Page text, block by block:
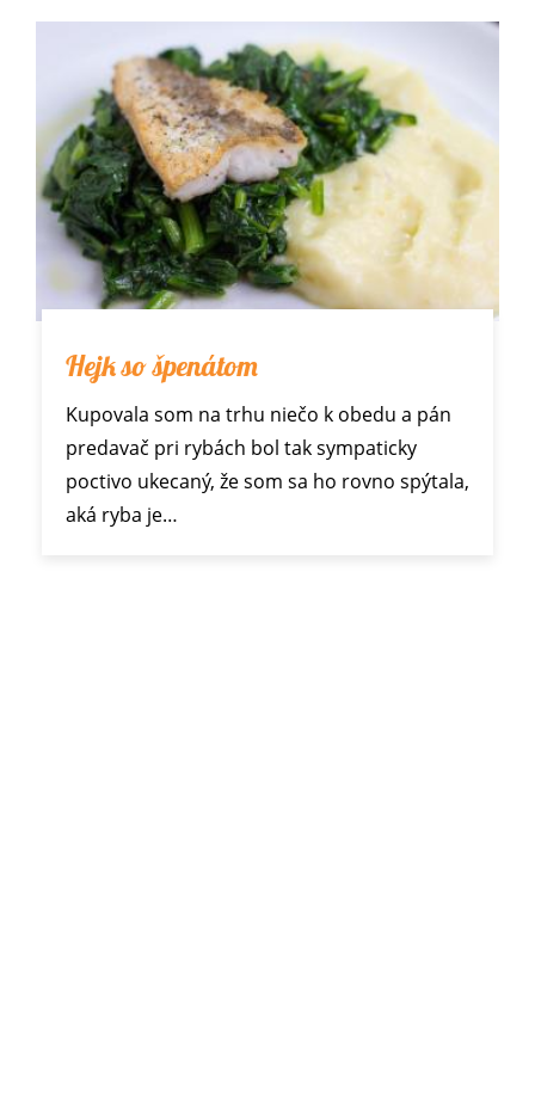
Hejk so špenátom
Kupovala som na trhu niečo k obedu a pán
predavač pri rybách bol tak sympaticky
poctivo ukecaný, že som sa ho rovno spýtala,
aká ryba je…